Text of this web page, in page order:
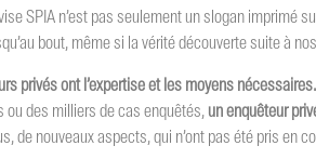
SPIA n’est pas seulement un slogan
bout, même si la vérité découverte suite à
privés ont l’expertise et les moyens nécessaires.
ou des milliers de cas enquêtés, un enquêteur
de nouveaux aspects, qui n’ont pas été pris en